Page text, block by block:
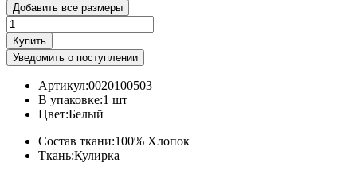
Добавить все размеры
Купить
Уведомить о поступлении
Артикул:0020100503
В упаковке:1 шт
Цвет:Белый
Состав ткани:100% Хлопок
Ткань:Кулирка